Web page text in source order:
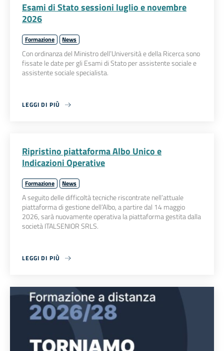
Esami di Stato sessioni luglio e novembre
2026
Formazione News
Con ordinanza del Ministro dell’Università e della Ricerca sono
fissate le date per gli Esami di Stato per assistente sociale e
assistente sociale specialista.
LEGGI DI PIÙ
Ripristino piattaforma Albo Unico e
Indicazioni Operative
Formazione News
A seguito delle difficoltà tecniche riscontrate nell’attuale
piattaforma di gestione dell’Albo, a partire dal 14 maggio
2026, sarà nuovamente operativa la piattaforma gestita dalla
società ITALSENIOR SRLS.
LEGGI DI PIÙ